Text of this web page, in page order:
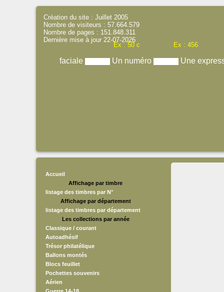
Ex : 50 c Ex : 456
faciale Un numéro Une
Création du site : Juillet 2005
Nombre de visiteurs : 57.664.579
Nombre de pages : 151.848.311
Dernière mise à jour 22-07-2026
Accueil
Affichage par timbre
listage des timbres par N°
Affichage par département
listage des timbres par département
Les collections par année
Classique / courant
Autoadhésif
Trésor philatélique
Ballons montés
Blocs feuillet
Pochettes souvenirs
Aérien